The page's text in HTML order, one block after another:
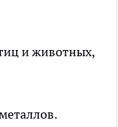
и животных,